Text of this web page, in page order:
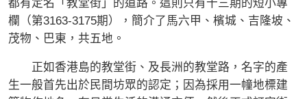
都有定名「教堂街」的道路。這則只有十三期的短小專
欄（第3163-3175期），簡介了馬六甲、檳城、吉隆坡、
茂物、巴東，共五地。
正如香港島的教堂街、及長洲的教堂路，名字的產
生一般首先出於民間坊眾的認定；因為採用一幢地標建